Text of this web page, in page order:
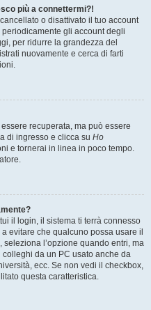
più a connettermi?!
o disattivato il tuo account
gli account degli
per ridurre la grandezza del
nuovamente e cerca di farti
recuperata, ma può essere
di ingresso e clicca su Ho
e tornerai in linea in poco tempo.
il login, il sistema ti terrà connesso
evitare che qualcuno possa usare il
l’opzione quando entri, ma
da un PC usato anche da
ecc. Se non vedi il checkbox,
questa caratteristica.